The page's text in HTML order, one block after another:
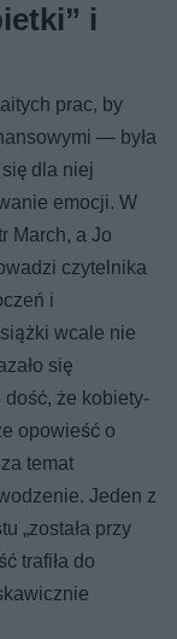
i
prac, by
— była
dla niej
emocji. W
March, a Jo
czytelnika
i
wcale nie
się
dość, że kobiety-
opowieść o
temat
Jeden z
„została przy
trafiła do